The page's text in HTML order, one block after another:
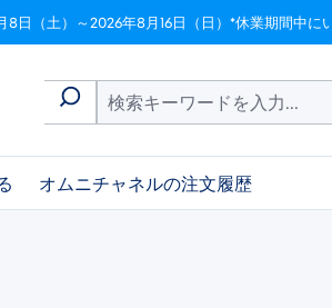
日（土）～2026年8月16日（日）*休業期間中に
オムニチャネルの注文履歴